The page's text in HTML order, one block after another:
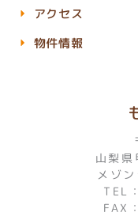
山梨
メゾ
TEL
FAX
アクセス
物件情報